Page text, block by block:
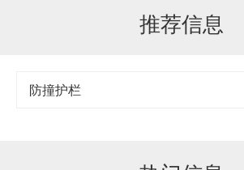
推荐信息
防撞护栏